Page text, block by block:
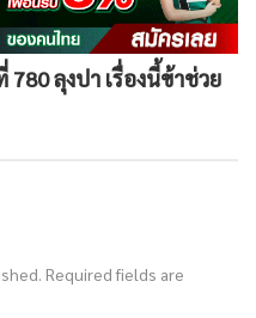
ลุงปา เรื่องนี้ข้าช่วย
Required fields are